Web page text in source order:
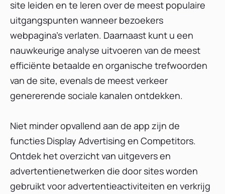
site leiden en te leren over de meest populaire
uitgangspunten wanneer bezoekers
webpagina's verlaten. Daarnaast kunt u een
nauwkeurige analyse uitvoeren van de meest
efficiënte betaalde en organische trefwoorden
van de site, evenals de meest verkeer
genererende sociale kanalen ontdekken.
Niet minder opvallend aan de app zijn de
functies Display Advertising en Competitors.
Ontdek het overzicht van uitgevers en
advertentienetwerken die door sites worden
gebruikt voor advertentieactiviteiten en verkrijg